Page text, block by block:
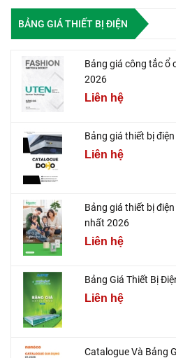
BẢNG GIÁ THIẾT BỊ ĐIỆN
Bảng giá công tắc ổ
2026
Liên hệ
Bảng giá thiết bị
Liên hệ
Bảng giá thiết bị
nhất 2026
Liên hệ
Bảng Giá Thiết Bị
Liên hệ
Catalogue Và Bảng